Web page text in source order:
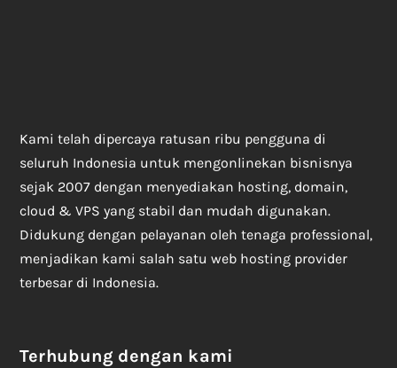
Kami telah dipercaya ratusan ribu pengguna di
seluruh Indonesia untuk mengonlinekan bisnisnya
sejak 2007 dengan menyediakan hosting, domain,
cloud & VPS yang stabil dan mudah digunakan.
Didukung dengan pelayanan oleh tenaga professional,
menjadikan kami salah satu web hosting provider
terbesar di Indonesia.
Terhubung dengan kami